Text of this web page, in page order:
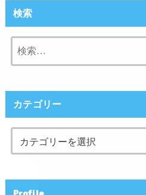
検索
索:
カテゴリー
Profile